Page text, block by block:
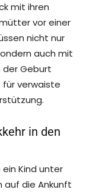
mit ihren
vor einer
nicht nur
auch mit
der Geburt
für verwaiste
in den
Kind unter
auf die Ankunft